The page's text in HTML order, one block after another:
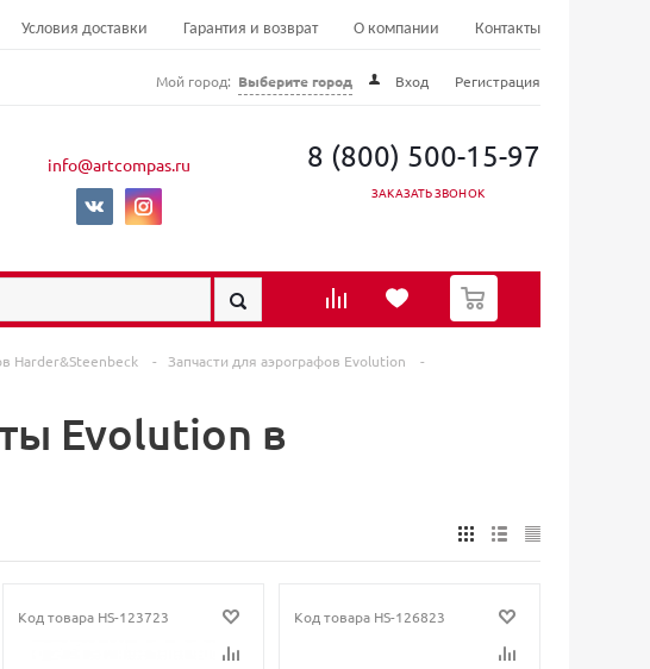
Условия доставки Гарантия и возврат О компании Контакты
Мой город: Выберите город Вход Регистрация
info@artcompas.ru 8 (800) 500-15-97
ЗАКАЗАТЬ ЗВОНОК
0
Harder&Steenbeck - Запчасти для аэрографов Evolution
-
Evolution в
Код товара HS-123723 Код товара HS-126823